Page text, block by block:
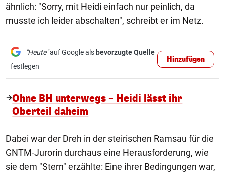
ähnlich: "Sorry, mit Heidi einfach nur peinlich, da
musste ich leider abschalten", schreibt er im Netz.
"Heute"auf Google als bevorzugte Quelle
festlegen
Hinzufügen
Ohne BH unterwegs – Heidi lässt ihr
Oberteil daheim
Dabei war der Dreh in der steirischen Ramsau für die
GNTM-Jurorin durchaus eine Herausforderung, wie
sie dem "Stern" erzählte: Eine ihrer Bedingungen war,